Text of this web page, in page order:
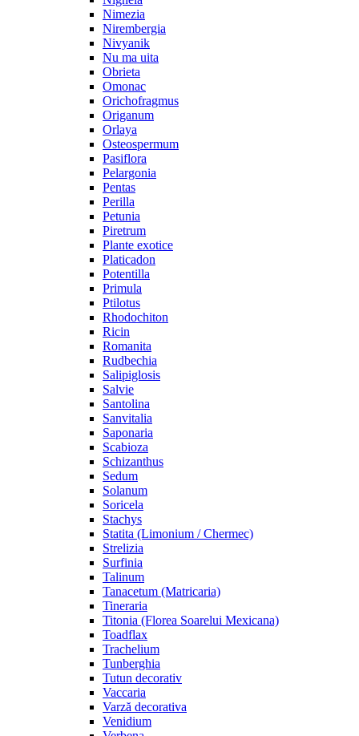
Nimezia
Nirembergia
Nivyanik
Nu ma uita
Obrieta
Omonac
Orichofragmus
Origanum
Orlaya
Osteospermum
Pasiflora
Pelargonia
Pentas
Perilla
Petunia
Piretrum
Plante exotice
Platicadon
Potentilla
Primula
Ptilotus
Rhodochiton
Ricin
Romanita
Rudbechia
Salipiglosis
Salvie
Santolina
Sanvitalia
Saponaria
Scabioza
Schizanthus
Sedum
Solanum
Soricela
Stachys
Statita (Limonium / Chermec)
Strelizia
Surfinia
Talinum
Tanacetum (Matricaria)
Tineraria
Titonia (Florea Soarelui Mexicana)
Toadflax
Trachelium
Tunberghia
Tutun decorativ
Vaccaria
Varză decorativa
Venidium